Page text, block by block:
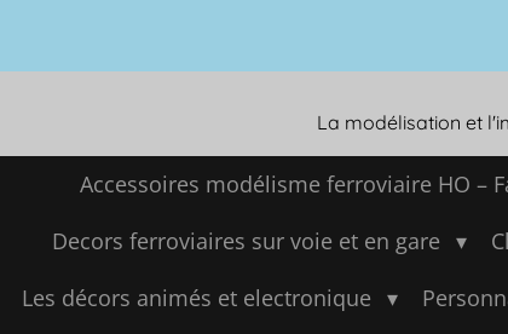
contenu
La modélisation et
Accessoires modélisme ferroviaire HO –
Decors ferroviaires sur voie et en gare
Les décors animés et electronique